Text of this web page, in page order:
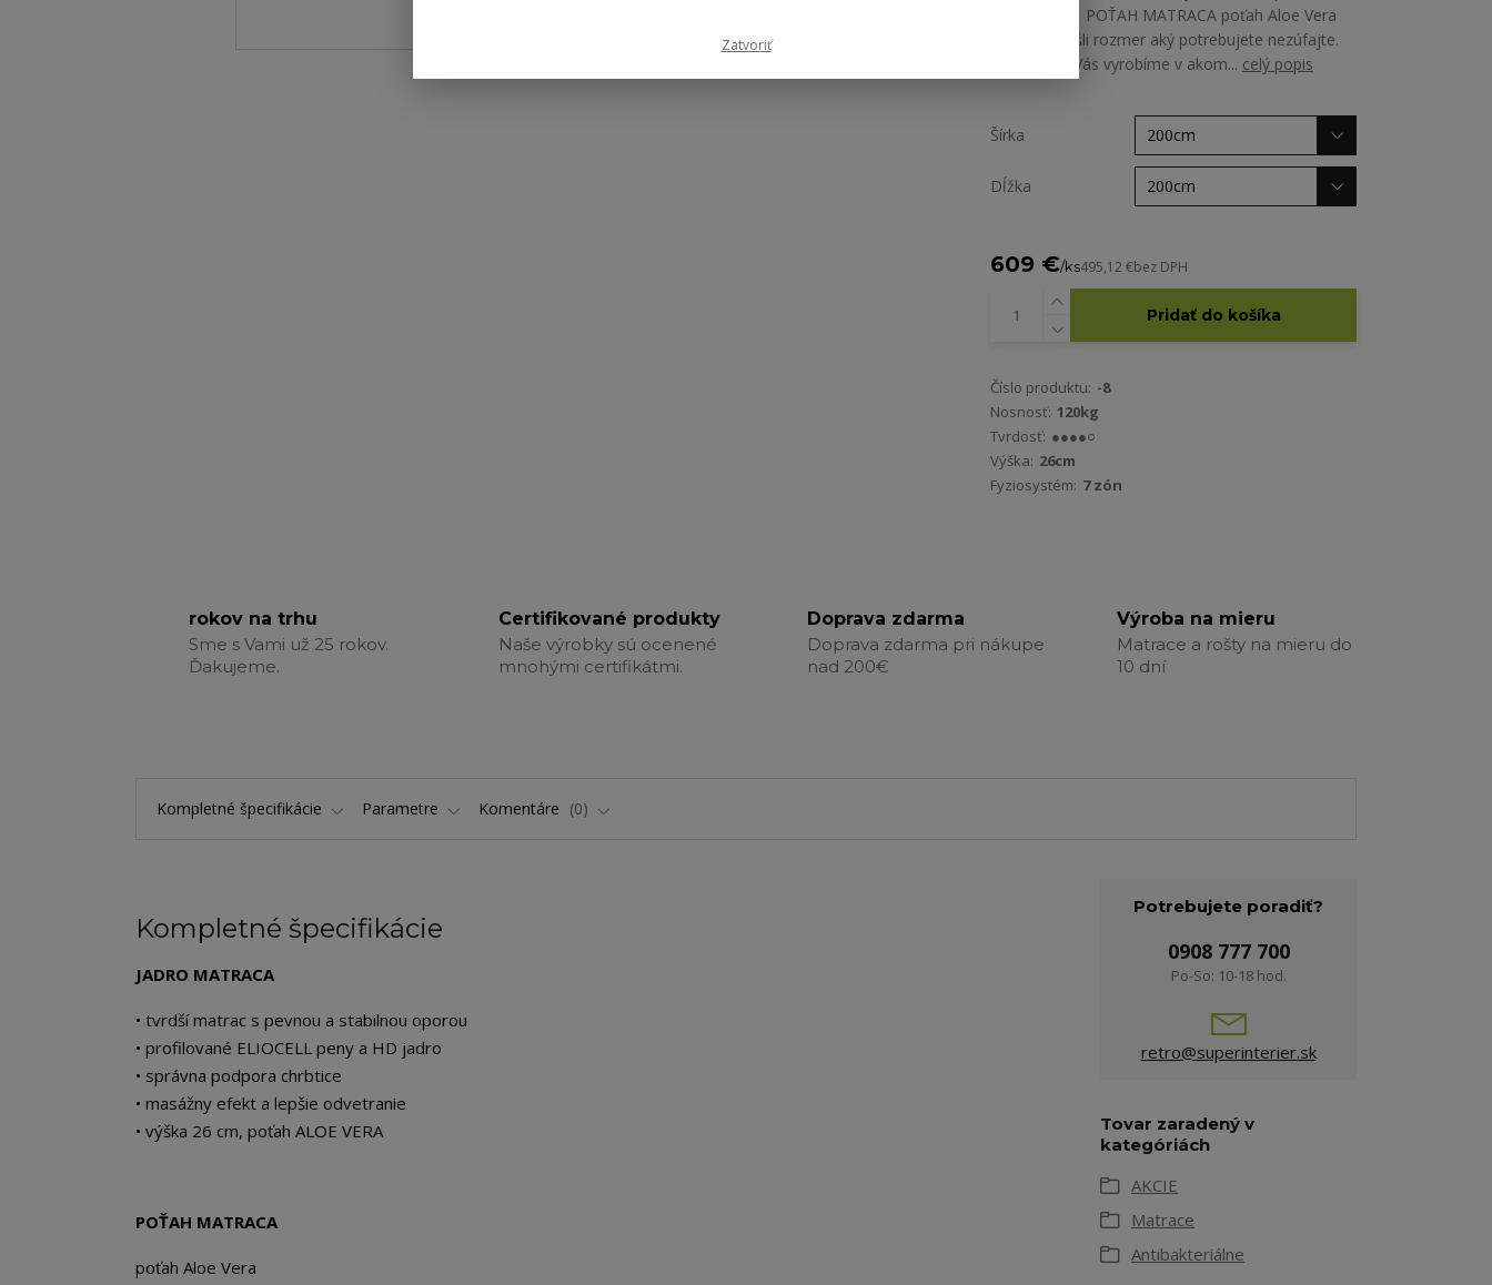
ALOE VERA POŤAH MATRACA poťah Aloe Vera
Ak ste nenašli rozmer aký potrebujete nezúfajte.
Matrac pre Vás vyrobíme v akom... celý popis
Šírka
Dĺžka
609 €/ks495,12 €bez DPH
Pridať do košíka
Číslo produktu: -8
Nosnosť: 120kg
Tvrdosť: ●●●●○
Výška: 26cm
Fyziosystém: 7 zón
rokov na trhu
Sme s Vami už 25 rokov.
Ďakujeme.
Certifikované produkty
Naše výrobky sú ocenené
mnohými certifikátmi.
Doprava zdarma
Doprava zdarma pri nákupe
nad 200€
Výroba na mieru
Matrace a rošty na mieru do
10 dní
Kompletné špecifikácie Parametre Komentáre 0
Kompletné špecifikácie
JADRO MATRACA
• tvrdší matrac s pevnou a stabilnou oporou
• profilované ELIOCELL peny a HD jadro
• správna podpora chrbtice
• masážny efekt a lepšie odvetranie
• výška 26 cm, poťah ALOE VERA
POŤAH MATRACA
poťah Aloe Vera
Potrebujete poradiť?
0908 777 700
Po-So: 10-18 hod.
retro@superinterier.sk
Tovar zaradený v
kategóriách
AKCIE
Matrace
Antibakteriálne
Zatvoriť